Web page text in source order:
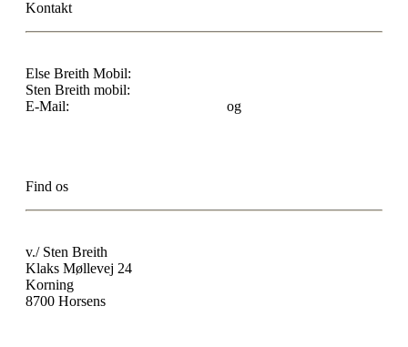
Kontakt
Else Breith Mobil:
Sten Breith mobil:
E-Mail:
og
Find os
v./ Sten Breith
Klaks Møllevej 24
Korning
8700 Horsens